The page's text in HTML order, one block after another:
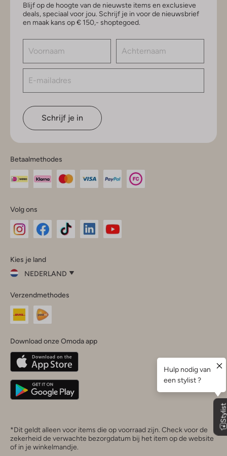
Blijf op de hoogte van de nieuwste items en exclusieve
deals, speciaal voor jou. Schrijf je in voor de nieuwsbrief
en maak kans op € 150,- shoptegoed.
Schrijf je in
Betaalmethodes
Volg ons
InstagramFacebook
Kies je land
NEDERLAND
je
land
Nederland
Belgique(Français)
Deutschland
Verzendmethodes
Download onze Omoda app
*Dit geldt alleen voor items die op voorraad zijn. Check voor de
zekerheid de verwachte bezorgdatum bij het item op de website
of in je winkelmandje.